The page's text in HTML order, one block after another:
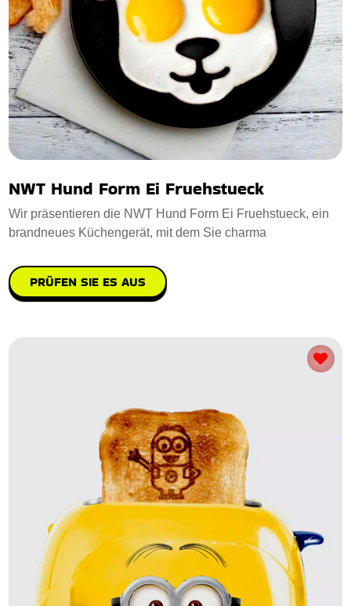
NWT Hund Form Ei Fruehstueck
Wir präsentieren die NWT Hund Form Ei Fruehstueck, ein
brandneues Küchengerät, mit dem Sie charma
PRÜFEN SIE ES AUS